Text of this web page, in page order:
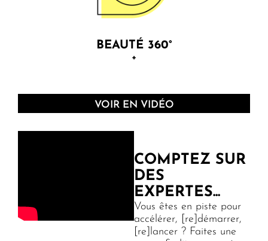
BEAUTÉ 360°
+
de rentabilité accrue, qui par ailleurs fait du monde
VOIR EN VIDÉO
COMPTEZ SUR
DES
EXPERTES...
Vous êtes en piste pour
accélérer, [re]démarrer,
[re]lancer ? Faites une